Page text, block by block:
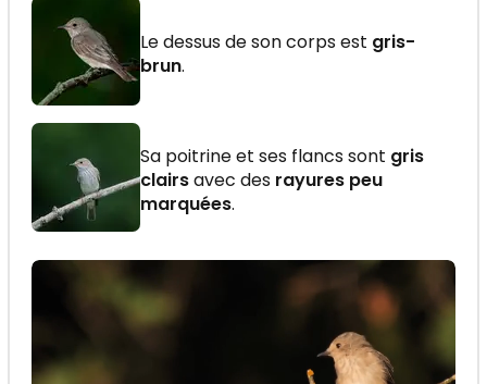
Le dessus de son corps est gris-
brun.
Sa poitrine et ses flancs sont gris
clairsavec des rayures peu
marquées.